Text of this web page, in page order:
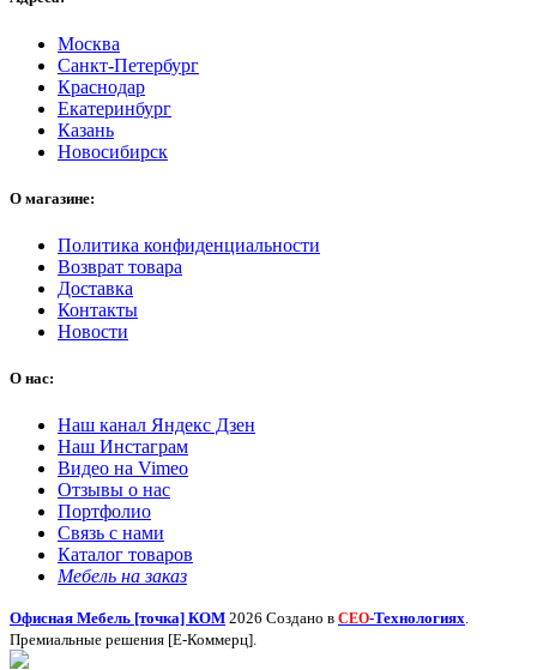
Москва
Санкт-Петербург
Краснодар
Екатеринбург
Казань
Новосибирск
О магазине:
Политика конфиденциальности
Возврат товара
Доставка
Контакты
Новости
О нас:
Наш канал Яндекс Дзен
Наш Инстаграм
Видео на Vimeo
Отзывы о нас
Портфолио
Связь с нами
Каталог товаров
Мебель на заказ
Офисная Мебель [точка] КОМ 2026 Создано в СЕО-Технологиях.
Премиальные решения [Е-Коммерц].